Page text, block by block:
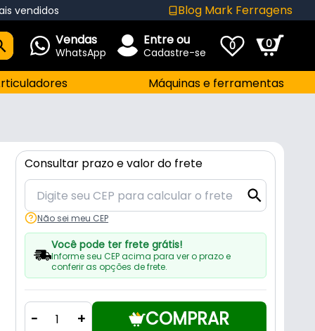
vendidos Blog Mark Ferragens
Vendas
WhatsApp
Entre ou
Cadastre-se 0 0
Máquinas e ferramentas
Consultar prazo e valor do frete
Não sei meu CEP
Você pode ter frete grátis!
Informe seu CEP acima para ver o prazo e
conferir as opções de frete.
- + COMPRAR